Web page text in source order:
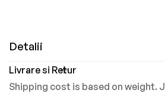
Detalii
Livrare si Retur
Shipping cost is based on weight.